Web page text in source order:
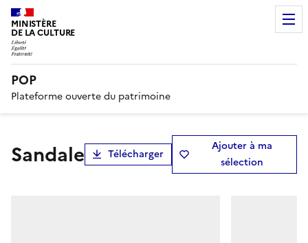
MINISTÈRE
DE LA CULTURE
POP
Plateforme ouverte du patrimoine
sandale Télécharger
Ajouter à ma
sélection